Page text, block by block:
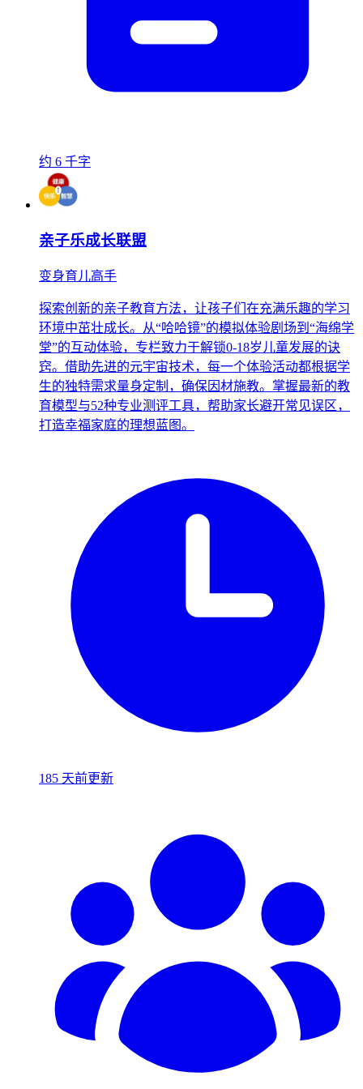
约 6 千字
亲子乐成长联盟
变身育儿高手
探索创新的亲子教育方法，让孩子们在充满乐趣的学习
环境中茁壮成长。从“哈哈镜”的模拟体验剧场到“海绵学
堂”的互动体验，专栏致力于解锁0-18岁儿童发展的诀
窍。借助先进的元宇宙技术，每一个体验活动都根据学
生的独特需求量身定制，确保因材施教。掌握最新的教
育模型与52种专业测评工具，帮助家长避开常见误区，
打造幸福家庭的理想蓝图。
185 天前更新